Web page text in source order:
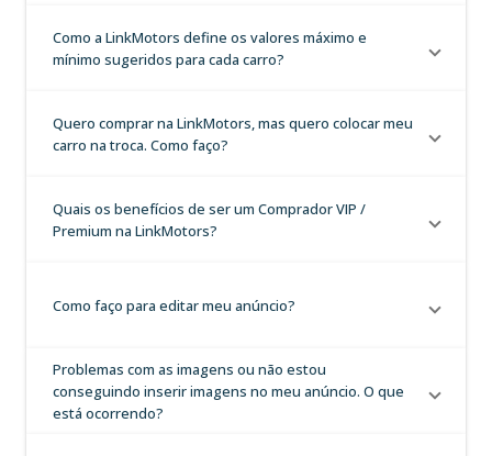
Como a LinkMotors define os valores máximo e
mínimo sugeridos para cada carro?
Quero comprar na LinkMotors, mas quero colocar meu
carro na troca. Como faço?
Quais os benefícios de ser um Comprador VIP /
Premium na LinkMotors?
Como faço para editar meu anúncio?
Problemas com as imagens ou não estou
conseguindo inserir imagens no meu anúncio. O que
está ocorrendo?